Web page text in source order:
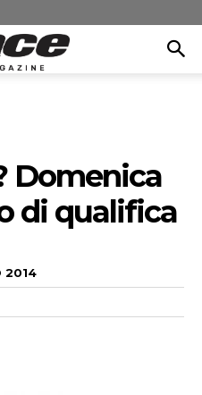
Domenica
di qualifica
2014